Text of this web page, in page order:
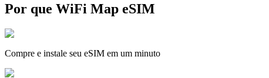
Por que WiFi Map eSIM
Compre e instale seu eSIM em um minuto